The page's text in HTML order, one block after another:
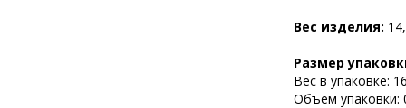
Вес изделия:
Размер
Вес в упаковке:
Объем упаковки: